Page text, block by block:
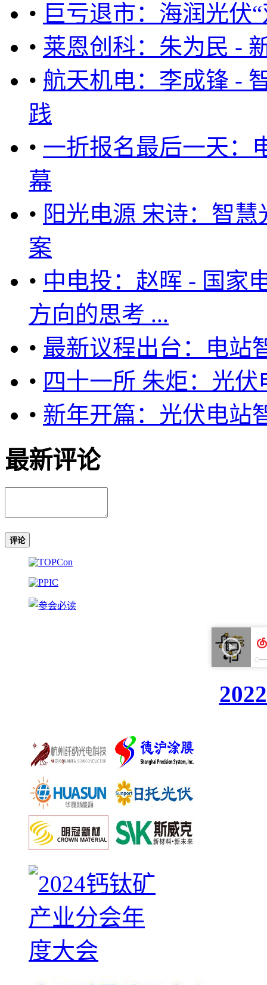
• 巨亏退市：海润光伏
• 莱恩创科：朱为民 -
• 航天机电：李成锋 -
践
• 一折报名最后一天：
幕
• 阳光电源 宋诗：智
案
• 中电投：赵晖 - 国家
方向的思考 ...
• 最新议程出台：电站
• 四十一所 朱炬：光
• 新年开篇：光伏电站
最新评论
评论